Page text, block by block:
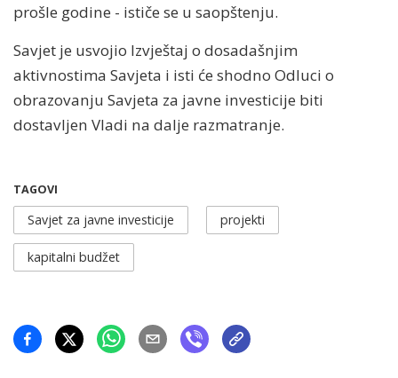
prošle godine - ističe se u saopštenju.
Savjet je usvojio Izvještaj o dosadašnjim
aktivnostima Savjeta i isti će shodno Odluci o
obrazovanju Savjeta za javne investicije biti
dostavljen Vladi na dalje razmatranje.
TAGOVI
Savjet za javne investicije projekti
kapitalni budžet